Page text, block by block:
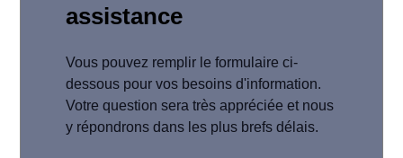
assistance
Vous pouvez remplir le formulaire ci-
dessous pour vos besoins d'information.
Votre question sera très appréciée et nous
y répondrons dans les plus brefs délais.